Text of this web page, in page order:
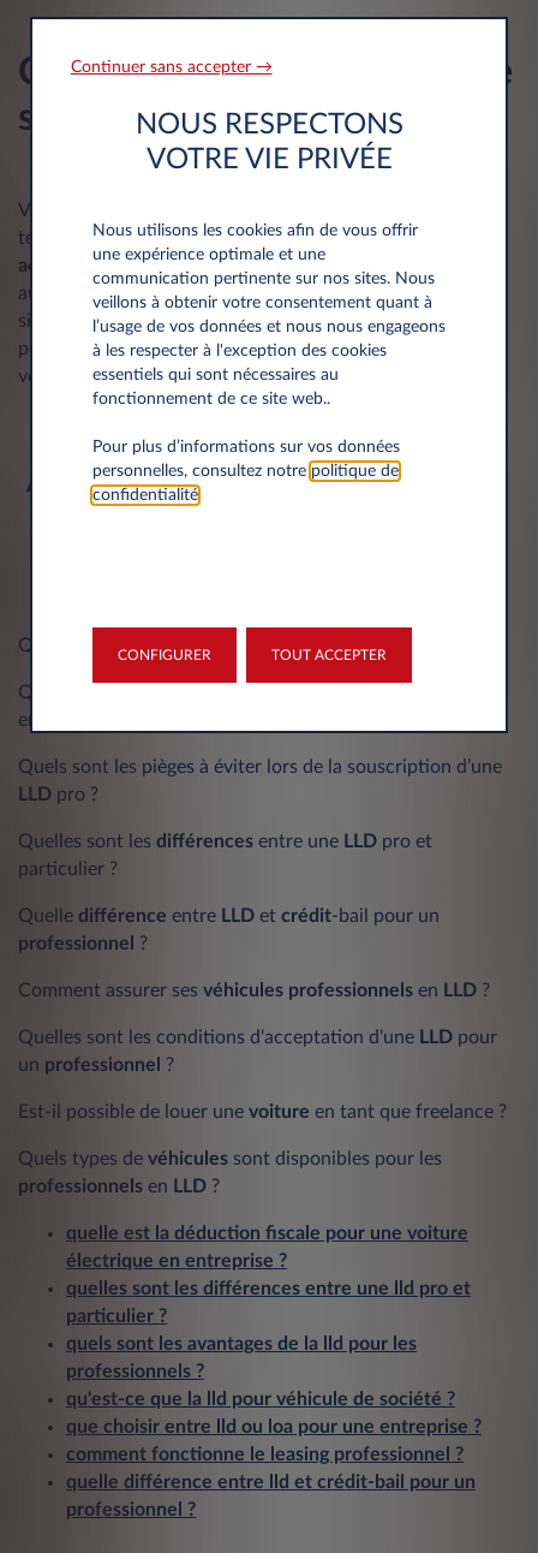
Comment choisir la meilleure
solution pour votre société ?
Votre choix doit dépendre de vos objectifs à court et long
terme. LaLOAs’adresse aux structures qui souhaitent
acquérir
un actifautomobile. À l’inverse, la
aux entreprises qui veulent optimiser leur budget et
simplifier leur gestion. Elle offre davantage de souplesse
pour rouler en toute tranquillité et vous concentrer sur
votre activité.
À découvrir également :
Qu’est-ce que laLLDpour véhicule desociété
Quelle est la déduction fiscale pour une
en entreprise ?
Quels sont les pièges à éviter lors de la souscription d’une
LLD pro ?
Quelles sont les différences entre une LLD pro et
particulier ?
Quelle différence entre LLD et crédit-bail pour un
professionnel
?
Comment assurer ses véhicules professionnels en LLD ?
Quelles sont les conditions d'acceptation d'une LLD pour
un professionnel ?
Est-il possible de louer une voiture en tant que freelance ?
Quels types de véhicules sont disponibles pour les
professionnels en LLD ?
quelle est la déduction fiscale pour une voiture
électrique en entreprise ?
quelles sont les différences entre une lld pro et
particulier ?
quels sont les avantages de la lld pour les
professionnels ?
qu'est-ce que la lld pour véhicule de société ?
que choisir entre lld ou loa pour une entreprise ?
comment fonctionne le leasing professionnel ?
quelle différence entre lld et crédit-bail pour un
professionnel ?
Continuer sans accepter →
NOUS RESPECTONS
VOTRE VIE PRIVÉE
Nous utilisons les cookies afin de vous offrir
une expérience optimale et une
communication pertinente sur nos sites. Nous
veillons à obtenir votre consentement quant à
l’usage de vos données et nous nous engageons
à les respecter à l'exception des cookies
essentiels qui sont nécessaires au
fonctionnement de ce site web..
Pour plus d’informations sur vos données
personnelles, consultez notre politique de
confidentialité.
CONFIGURER TOUT ACCEPTER